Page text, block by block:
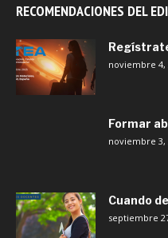
RECOMENDACIONES DEL
noviembre 4,
Formar
noviembre 3,
Cuando
septiembre